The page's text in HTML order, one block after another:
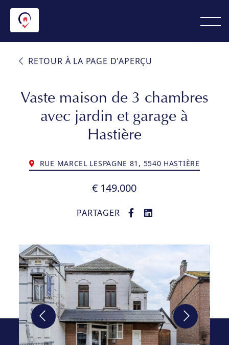
RETOUR À LA PAGE D'APERÇU
Vaste maison de 3 chambres
avec jardin et garage à
Hastière
RUE MARCEL LESPAGNE 81, 5540 HASTIÈRE
€ 149.000
PARTAGER